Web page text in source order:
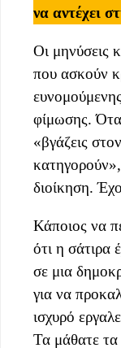
να αντέχει
Οι μηνύσεις
που ασκούν
φίμωσης.
«βγάζεις
διοίκηση.
Κάποιος να
ότι η σάτιρα
σε μια
για να
ισχυρό
Τα μάθατε τα